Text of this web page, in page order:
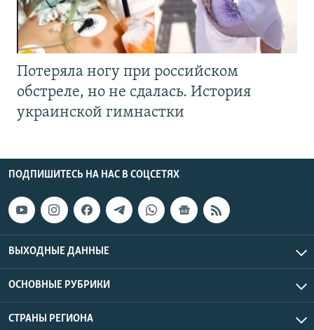
Потеряла ногу при российском
обстреле, но не сдалась. История
украинской гимнастки
ПОДПИШИТЕСЬ НА НАС В СОЦСЕТЯХ
ВЫХОДНЫЕ ДАННЫЕ
ОСНОВНЫЕ РУБРИКИ
СТРАНЫ РЕГИОНА